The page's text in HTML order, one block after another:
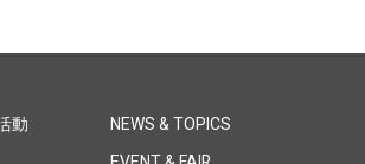
動
NEWS & TOPICS